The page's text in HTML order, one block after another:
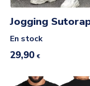
Jogging
En stock
29,90 €